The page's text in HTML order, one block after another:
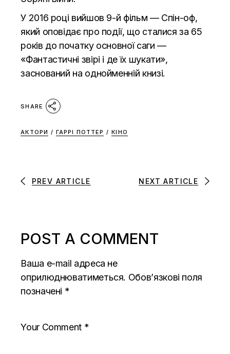
У 2016 році вийшов 9-й фільм — Спін-оф,
який оповідає про події, що сталися за 65
років до початку основної саги —
«Фантастичні звірі і де їх шукати»,
заснований на однойменній книзі.
SHARE
АКТОРИ / ГАРРІ ПОТТЕР / КІНО
PREV ARTICLE NEXT ARTICLE
POST A COMMENT
Ваша e-mail адреса не
оприлюднюватиметься. Обов’язкові поля
позначені *